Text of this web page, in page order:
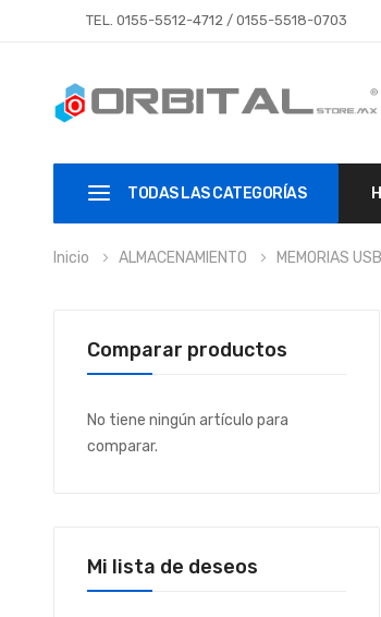
TEL. 0155-5512-4712/ 0155-5518-0703
TODAS LAS CATEGORÍAS
Inicio ALMACENAMIENTO MEMORIAS USB
Comparar productos
No tiene ningún artículo para
comparar.
Mi lista de deseos